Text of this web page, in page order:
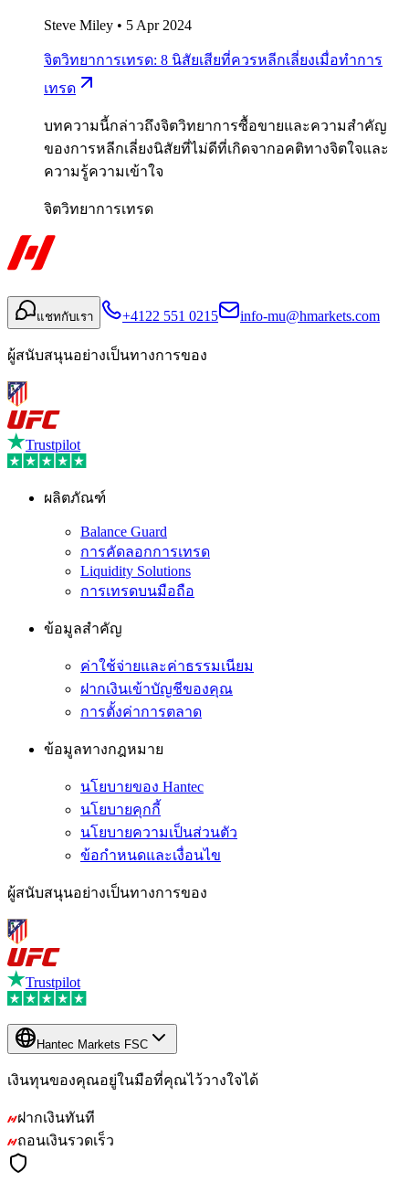
Steve Miley • 5 Apr 2024
จิตวิทยาการเทรด: 8 นิสัยเสียที่ควรหลีกเลี่ยงเมื่อทำการ
เทรด
บทความนี้กล่าวถึงจิตวิทยาการซื้อขายและความสำคัญ
ของการหลีกเลี่ยงนิสัยที่ไม่ดีที่เกิดจากอคติทางจิตใจและ
ความรู้ความเข้าใจ
จิตวิทยาการเทรด
แชทกับเรา +4122 551 0215 info-mu@hmarkets.com
ผู้สนับสนุนอย่างเป็นทางการของ
Trustpilot
ผลิตภัณฑ์
Balance Guard
การคัดลอกการเทรด
Liquidity Solutions
การเทรดบนมือถือ
ข้อมูลสำคัญ
ค่าใช้จ่ายและค่าธรรมเนียม
ฝากเงินเข้าบัญชีของคุณ
การตั้งค่าการตลาด
ข้อมูลทางกฎหมาย
นโยบายของ Hantec
นโยบายคุกกี้
นโยบายความเป็นส่วนตัว
ข้อกำหนดและเงื่อนไข
ผู้สนับสนุนอย่างเป็นทางการของ
Trustpilot
Hantec Markets FSC
เงินทุนของคุณอยู่ในมือที่คุณไว้วางใจได้
ฝากเงินทันที
ถอนเงินรวดเร็ว